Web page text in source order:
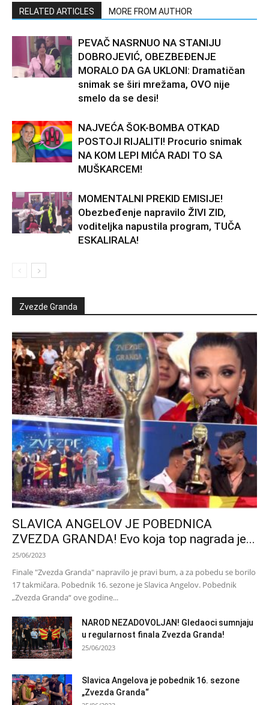
RELATED ARTICLES MORE FROM AUTHOR
PEVAČ NASRNUO NA STANIJU
DOBROJEVIĆ, OBEZBEĐENJE
MORALO DA GA UKLONI: Dramatičan
snimak se širi mrežama, OVO nije
smelo da se desi!
NAJVEĆA ŠOK-BOMBA OTKAD
POSTOJI RIJALITI! Procurio snimak
NA KOM LEPI MIĆA RADI TO SA
MUŠKARCEM!
MOMENTALNI PREKID EMISIJE!
Obezbeđenje napravilo ŽIVI ZID,
voditeljka napustila program, TUČA
ESKALIRALA!
Zvezde Granda
SLAVICA ANGELOV JE POBEDNICA
ZVEZDA GRANDA! Evo koja top nagrada je...
25/06/2023
Finale "Zvezda Granda" napravilo je pravi bum, a za pobedu se borilo
17 takmičara. Pobednik 16. sezone je Slavica Angelov. Pobednik
„Zvezda Granda“ ove godine...
NAROD NEZADOVOLJAN! Gledaoci sumnjaju
u regularnost finala Zvezda Granda!
25/06/2023
Slavica Angelova je pobednik 16. sezone
„Zvezda Granda“